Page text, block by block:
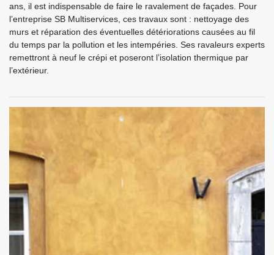
ans, il est indispensable de faire le ravalement de façades. Pour
l’entreprise SB Multiservices, ces travaux sont : nettoyage des
murs et réparation des éventuelles détériorations causées au fil
du temps par la pollution et les intempéries. Ses ravaleurs experts
remettront à neuf le crépi et poseront l’isolation thermique par
l’extérieur.